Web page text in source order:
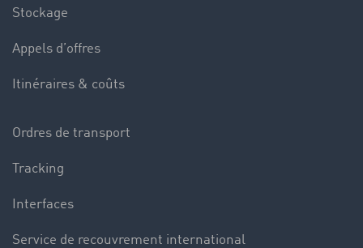
Stockage
Appels d’offres
Itinéraires & coûts
Ordres de transport
Tracking
Interfaces
Service de recouvrement international